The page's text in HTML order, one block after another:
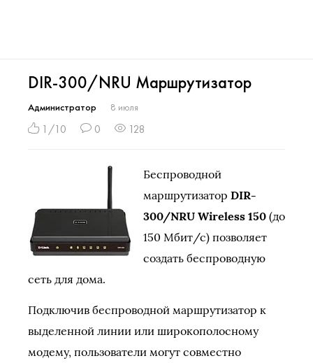
DIR-300/NRU Маршрутизатор
Администратор 8 июля
1/10 0 128
Беспроводной
маршрутизатор DIR-
300/NRU Wireless 150 (до
150 Мбит/с) позволяет
создать беспроводную
сеть для дома.
Подключив беспроводной маршрутизатор к
выделенной линии или широкополосному
модему, пользователи могут совместно